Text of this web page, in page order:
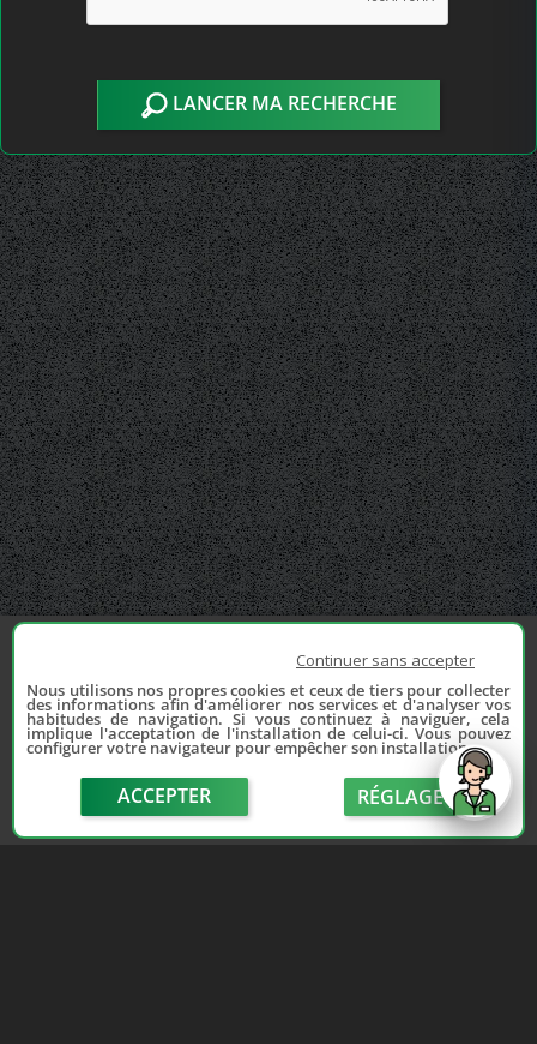
LANCER MA RECHERCHE
Continuer sans accepter
Nous utilisons nos propres cookies et ceux de tiers pour collecter
des informations afin d'améliorer nos services et d'analyser vos
habitudes de navigation. Si vous continuez à naviguer, cela
implique l'acceptation de l'installation de celui-ci. Vous pouvez
configurer votre navigateur pour empêcher son installation.
ACCEPTER RÉGLAGE